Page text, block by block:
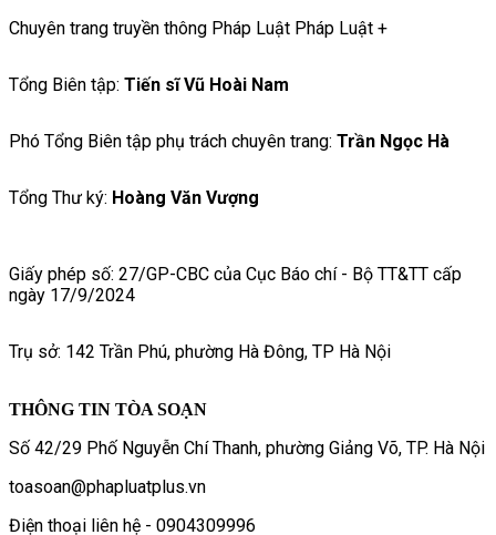
Chuyên trang truyền thông Pháp Luật Pháp Luật +
Tổng Biên tập: Tiến sĩ Vũ Hoài Nam
Phó Tổng Biên tập phụ trách chuyên trang: Trần Ngọc Hà
Tổng Thư ký: Hoàng Văn Vượng
Giấy phép số: 27/GP-CBC của Cục Báo chí - Bộ TT&TT cấp
ngày 17/9/2024
Trụ sở: 142 Trần Phú, phường Hà Đông, TP Hà Nội
THÔNG TIN TÒA SOẠN
Số 42/29 Phố Nguyễn Chí Thanh, phường Giảng Võ, TP. Hà Nội
toasoan@phapluatplus.vn
Điện thoại liên hệ - 0904309996